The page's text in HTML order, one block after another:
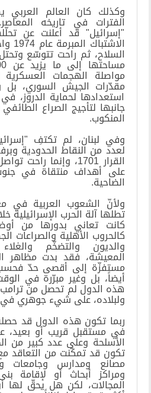
وكذلك كان العالم العربي
الفترات في تاريخه
"إسرائيل" قد أعلنت عن
السلاح، ثم راحت تتوسّع
مواصلة الهجمات
مقدّرات الجيش السوري،
استعدادها لحماية
جانبها لتأجيج الصراع
المنكوب.
وفي لبنان، لم تكتفِ
لعدد من النقاط الحدودية
القرار 1701، وإنما
على أهداف منتقاة في
الضاحية.
ولأنّ الشعوب العربية في
تطلها آلة الحرب الإسرائيلية
كانت تعاني بدورها من
كالحروب الأهلية والصراعات
والديون والتضخّم
المعيشة، فقد بدت مظاهر
مستفزّة إلى أقصى حدّ
أيضاً، بل وغير مبرّرة في
هذه الدول لم تحصل من
ولبلاده، على شيء جوهري في
ربما تكون هذه الدول قد
في مستقبل قريب أو
الأسلحة وعلى عدد كبير من
تكون قد تمكّنت من التعاقد
مصانع ومدارس وجامعات
ومراكز أبحاث أو لإقامة
المجالات، لكن هل يحقّ لها